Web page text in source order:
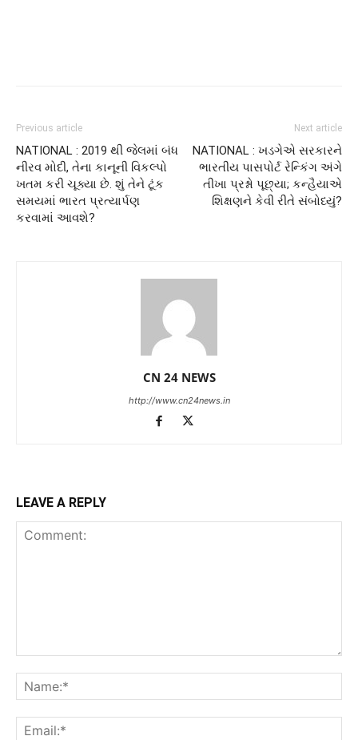
Previous article
NATIONAL : 2019 થી જેલમાં બંધ
નીરવ મોદી, તેના કાનૂની વિકલ્પો
ખતમ કરી ચૂક્યા છે. શું તેને ટૂંક
સમયમાં ભારત પ્રત્યાર્પણ
કરવામાં આવશે?
Next article
NATIONAL : ખડગેએ સરકારને
ભારતીય પાસપોર્ટ રેન્કિંગ અંગે
તીખા પ્રશ્નો પૂછ્યા; કન્હૈયાએ
શિક્ષણને કેવી રીતે સંબોધ્યું?
CN 24 NEWS
http://www.cn24news.in
LEAVE A REPLY